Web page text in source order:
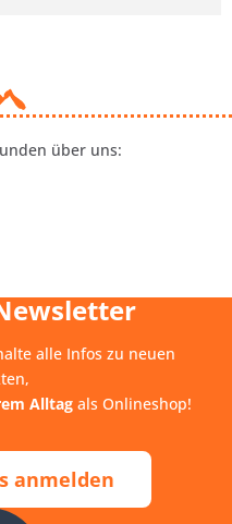
über uns:
alle Infos zu neuen
Alltagals Onlineshop!
anmelden